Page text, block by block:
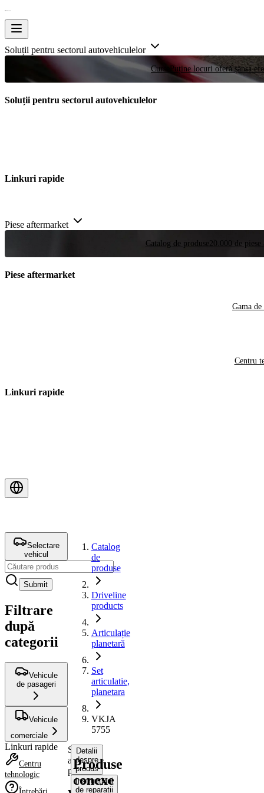
Soluții pentru sectorul autovehiculelor
Curse Puține locuri oferă șansa
Soluții pentru sectorul autovehiculelor
Linkuri rapide
Piese aftermarket
Catalog de produse 20.000 de
Piese aftermarket
Gama de
Centru
Linkuri rapide
Selectare
vehicul
Submit
Filtrare
după
categorii
Vehicule
de pasageri
Vehicule
comerciale
Linkuri rapide
Centru
tehnologic
Catalog
de
produse
Driveline
products
Articulație
planetară
Set
articulatie,
planetara
VKJA
5755
Set
articulatie,
planetara
Detalii
despre
produs
Instrucțiuni
de reparații
Produse
conexe